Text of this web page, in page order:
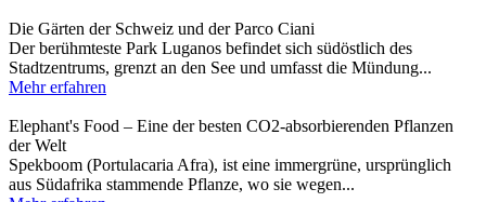
Die Gärten der Schweiz und der Parco Ciani
Der berühmteste Park Luganos befindet sich südöstlich des
Stadtzentrums, grenzt an den See und umfasst die Mündung...
Mehr erfahren
Elephant's Food – Eine der besten CO2-absorbierenden Pflanzen
der Welt
Spekboom (Portulacaria Afra), ist eine immergrüne, ursprünglich
aus Südafrika stammende Pflanze, wo sie wegen...